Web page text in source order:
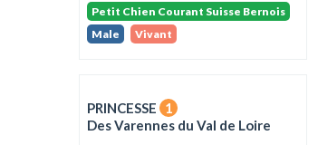
Petit Chien Courant Suisse Bernois
Male
Vivant
PRINCESSE
1
Des Varennes du Val de Loire